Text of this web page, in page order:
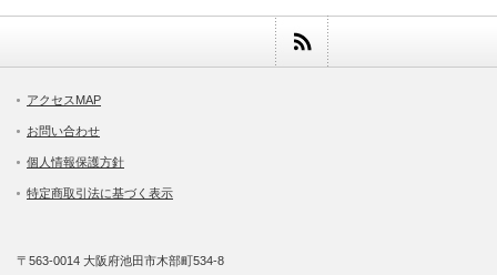
アクセスMAP
お問い合わせ
個人情報保護方針
特定商取引法に基づく表示
〒563-0014 大阪府池田市木部町534-8